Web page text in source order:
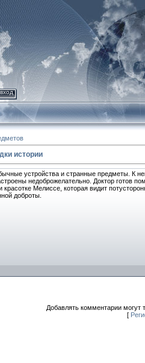
вход
истории
устройства и странные предметы. К
недоброжелательно. Доктор готов
Мелиссе, которая видит
доброты.
Добавлять комментарии могут
[